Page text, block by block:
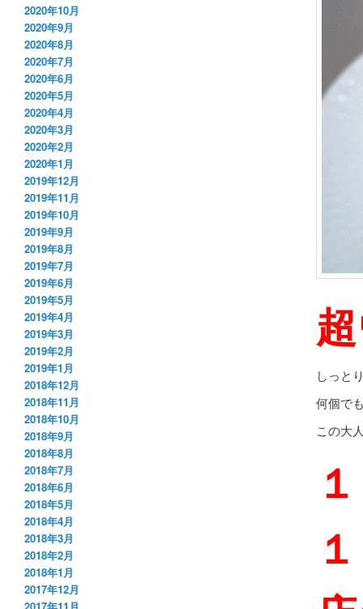
しっと
何個で
この大
2020年10月
2020年9月
2020年8月
2020年7月
2020年6月
2020年5月
2020年4月
2020年3月
2020年2月
2020年1月
2019年12月
2019年11月
2019年10月
2019年9月
2019年8月
2019年7月
2019年6月
2019年5月
2019年4月
2019年3月
2019年2月
2019年1月
2018年12月
2018年11月
2018年10月
2018年9月
2018年8月
2018年7月
2018年6月
2018年5月
2018年4月
2018年3月
2018年2月
2018年1月
2017年12月